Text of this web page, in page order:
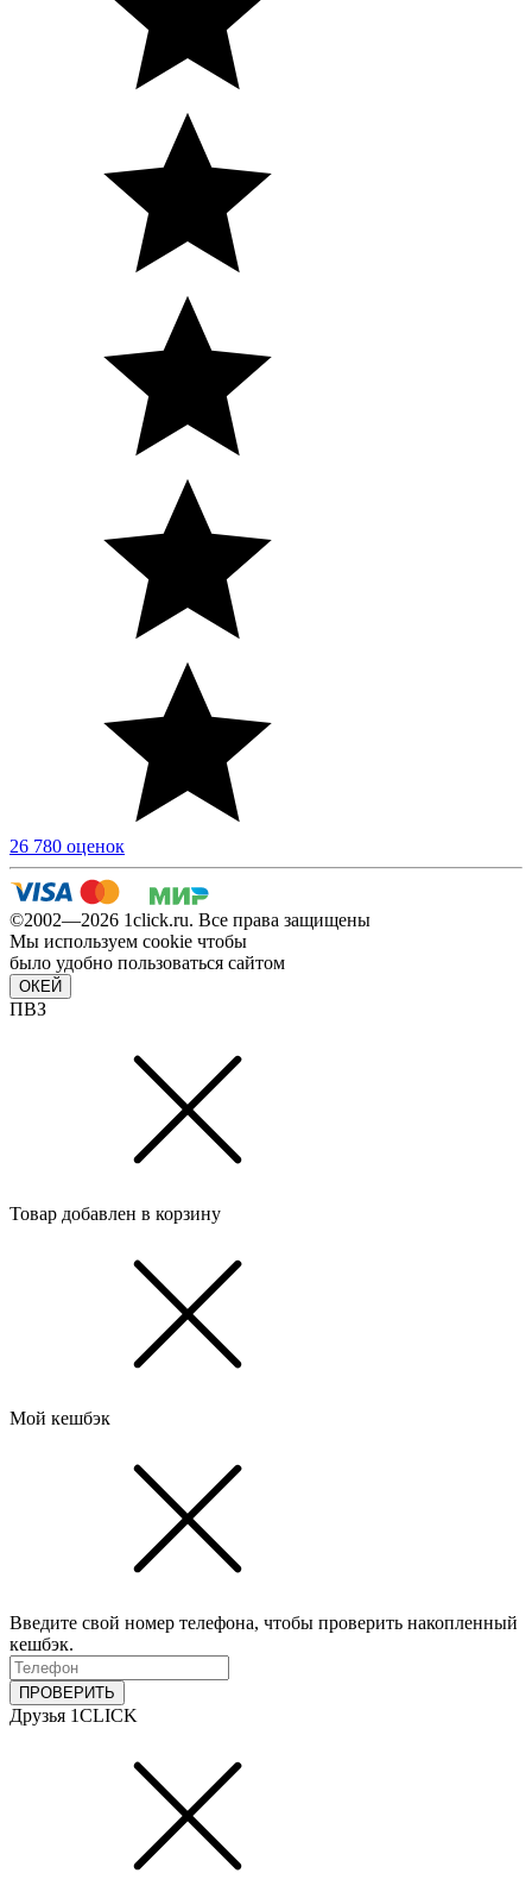
26 780 оценок
©2002—2026 1сlick.ru. Все права защищены
Мы используем cookie чтобы
было удобно пользоваться сайтом
ОКЕЙ
ПВЗ
Товар добавлен в корзину
Мой кешбэк
Введите свой номер телефона, чтобы проверить накопленный
кешбэк.
ПРОВЕРИТЬ
Друзья 1CLICK